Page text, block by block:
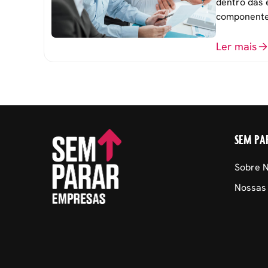
atingimento
Ler mais
SEM
Sobre